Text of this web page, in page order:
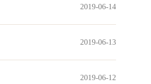
2019-06-14
2019-06-13
2019-06-12